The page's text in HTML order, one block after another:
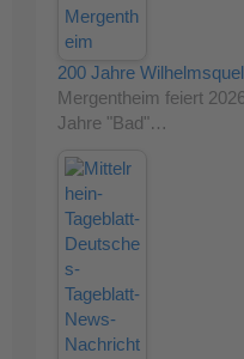
200 Jahre
Mergentheim feiert
Jahre "Bad"…